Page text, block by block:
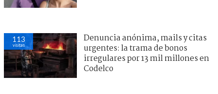
113
visitas
Denuncia anónima, mails y citas
urgentes: la trama de bonos
irregulares por 13 mil millones en
Codelco